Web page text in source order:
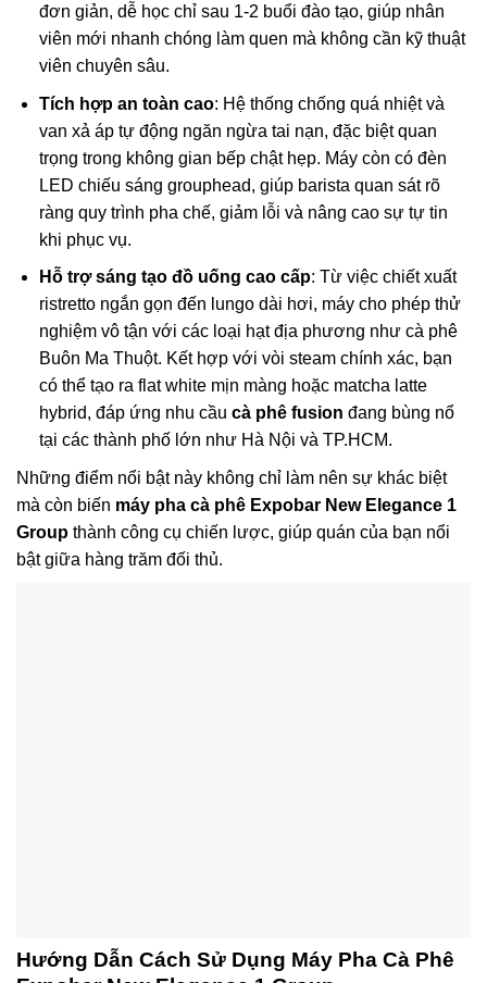
đơn giản, dễ học chỉ sau 1-2 buổi đào tạo, giúp nhân
viên mới nhanh chóng làm quen mà không cần kỹ thuật
viên chuyên sâu.
Tích hợp an toàn cao: Hệ thống chống quá nhiệt và
van xả áp tự động ngăn ngừa tai nạn, đặc biệt quan
trọng trong không gian bếp chật hẹp. Máy còn có đèn
LED chiếu sáng grouphead, giúp barista quan sát rõ
ràng quy trình pha chế, giảm lỗi và nâng cao sự tự tin
khi phục vụ.
Hỗ trợ sáng tạo đồ uống cao cấp: Từ việc chiết xuất
ristretto ngắn gọn đến lungo dài hơi, máy cho phép thử
nghiệm vô tận với các loại hạt địa phương như cà phê
Buôn Ma Thuột. Kết hợp với vòi steam chính xác, bạn
có thể tạo ra flat white mịn màng hoặc matcha latte
hybrid, đáp ứng nhu cầu cà phê fusion đang bùng nổ
tại các thành phố lớn như Hà Nội và TP.HCM.
Những điểm nổi bật này không chỉ làm nên sự khác biệt
mà còn biến máy pha cà phê Expobar New Elegance 1
Group thành công cụ chiến lược, giúp quán của bạn nổi
bật giữa hàng trăm đối thủ.
Hướng Dẫn Cách Sử Dụng Máy Pha Cà Phê